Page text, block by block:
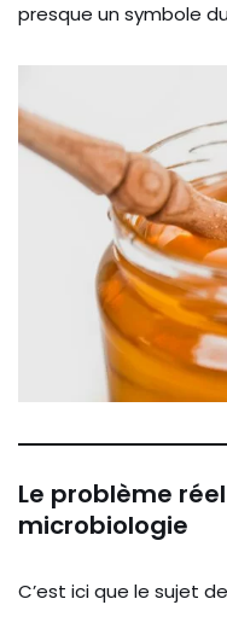
presque un symbole
Le problème
microbiologie
C’est ici que le sujet